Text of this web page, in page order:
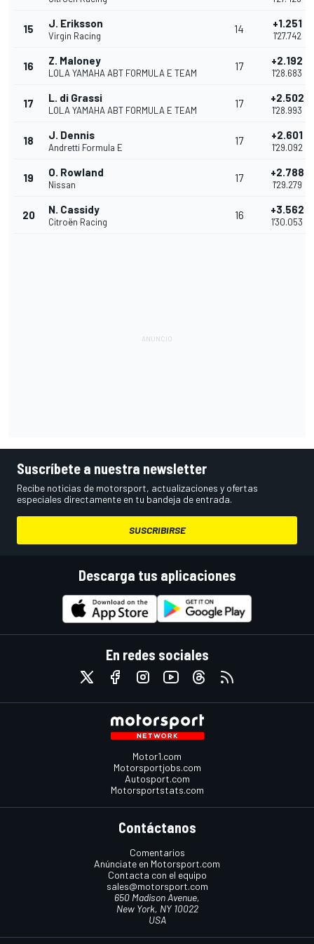
15 J. Eriksson
Virgin Racing
14 +1.251
1'27.742
16 Z. Maloney
LOLA YAMAHA ABT FORMULA E TEAM
17 +2.192
1'28.683
17 L. di Grassi
LOLA YAMAHA ABT FORMULA E TEAM
17 +2.502
1'28.993
18 J. Dennis
Andretti Formula E
17 +2.601
1'29.092
19 O. Rowland
Nissan
17 +2.788
1'29.279
20 N. Cassidy
Citroën Racing
16 +3.562
1'30.053
Suscríbete a nuestra newsletter
Recibe noticias de motorsport, actualizaciones y ofertas
especiales directamente en tu bandeja de entrada.
SUSCRIBIRSE
Descarga tus aplicaciones
En redes sociales
Motor1.com
Motorsportjobs.com
Autosport.com
Motorsportstats.com
Contáctanos
Comentarios
Anúnciate en Motorsport.com
Contacta con el equipo
sales@motorsport.com
650 Madison Avenue,
New York, NY 10022
USA